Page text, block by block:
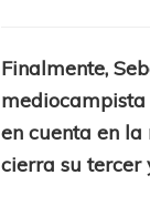
Finalmente,
en cuenta en
cierra su